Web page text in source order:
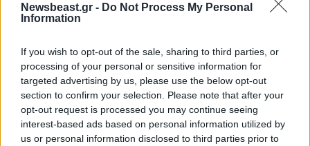
Newsbeast.gr - Do Not Process My Personal
Information
If you wish to opt-out of the sale, sharing to third parties, or
processing of your personal or sensitive information for
targeted advertising by us, please use the below opt-out
section to confirm your selection. Please note that after your
opt-out request is processed you may continue seeing
interest-based ads based on personal information utilized by
us or personal information disclosed to third parties prior to
να τα μας... 27·09·2016 00:41
Απαντήστε
Πωπωπω 27·09·2016 00:34